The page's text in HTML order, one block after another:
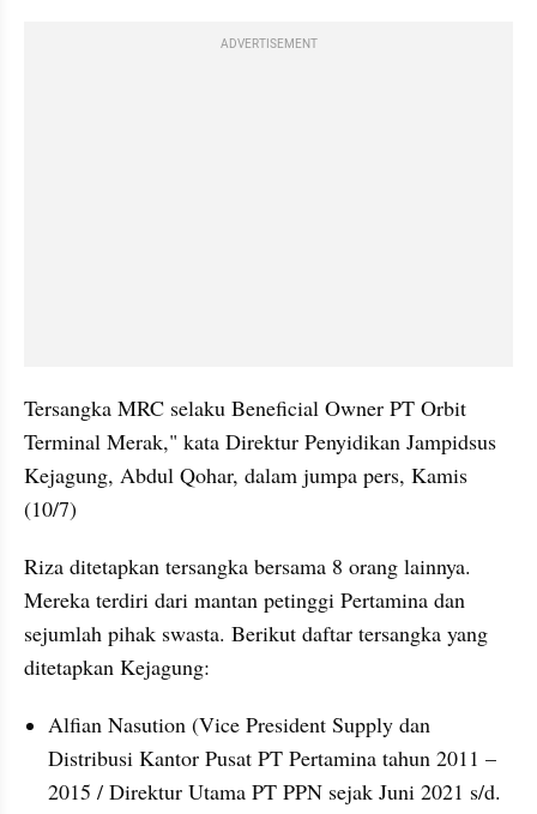
ADVERTISEMENT
Tersangka MRC selaku Beneficial Owner PT Orbit
Terminal Merak," kata Direktur Penyidikan Jampidsus
Kejagung, Abdul Qohar, dalam jumpa pers, Kamis
(10/7)
Riza ditetapkan tersangka bersama 8 orang lainnya.
Mereka terdiri dari mantan petinggi Pertamina dan
sejumlah pihak swasta. Berikut daftar tersangka yang
ditetapkan Kejagung:
Alfian Nasution (Vice President Supply dan
Distribusi Kantor Pusat PT Pertamina tahun 2011 –
2015 / Direktur Utama PT PPN sejak Juni 2021 s/d.